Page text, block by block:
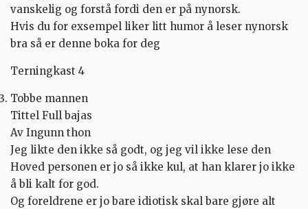
vanskelig og forstå fordi den er på nynorsk.
Hvis du for exsempel liker litt humor å leser nynorsk
bra så er denne boka for deg
Terningkast 4
Tobbe mannen
Tittel Full bajas
Av Ingunn thon
Jeg likte den ikke så godt, og jeg vil ikke lese den
Hoved personen er jo så ikke kul, at han klarer jo ikke
å bli kalt for god.
Og foreldrene er jo bare idiotisk skal bare gjøre alt